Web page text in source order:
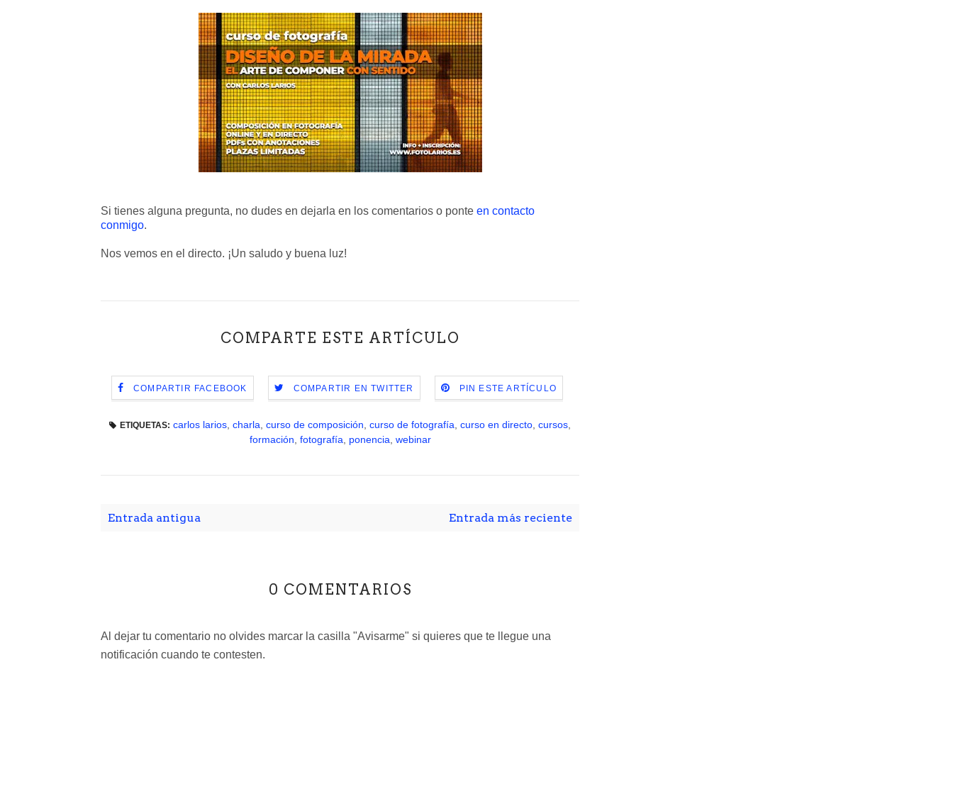
Si tienes alguna pregunta, no dudes en dejarla en los comentarios o ponte en contacto
conmigo.
Nos vemos en el directo. ¡Un saludo y buena luz!
COMPARTE ESTE ARTÍCULO
COMPARTIR FACEBOOK COMPARTIR EN TWITTER PIN ESTE ARTÍCULO
ETIQUETAS: carlos larios charla curso de composición curso de fotografía curso en directo cursos
formación fotografía ponencia webinar
Entrada más reciente
Entrada antigua
0 COMENTARIOS
Al dejar tu comentario no olvides marcar la casilla "Avisarme" si quieres que te llegue una
notificación cuando te contesten.